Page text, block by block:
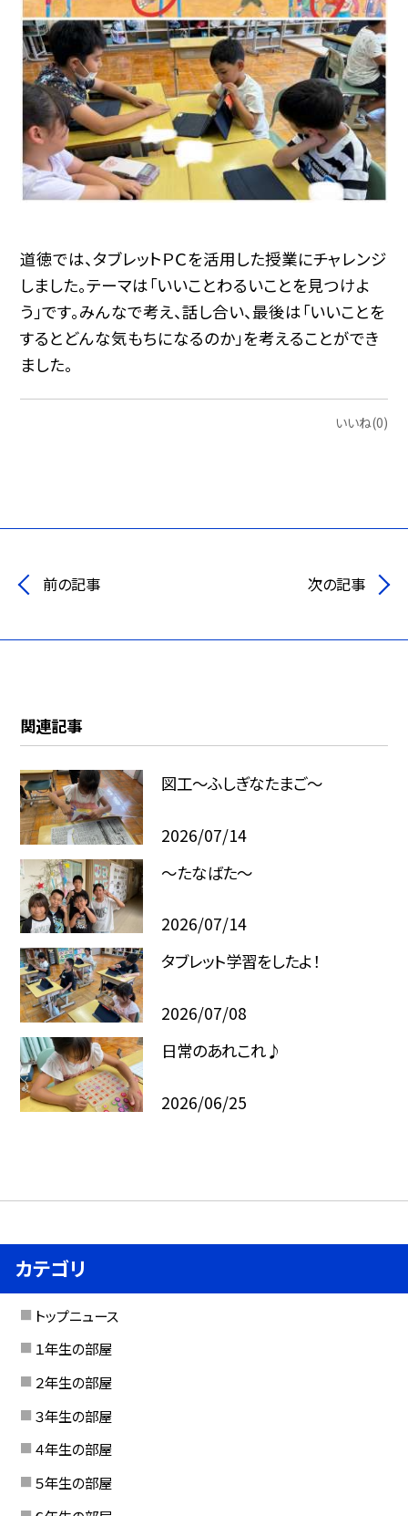
道徳では、タブレットＰＣを活用した授業にチャレンジ
しました。テーマは「いいことわるいことを見つけよ
う」です。みんなで考え、話し合い、最後は「いいことを
するとどんな気もちになるのか」を考えることができ
ました。
いいね(0)
前の記事 次の記事
関連記事
図工～ふしぎなたまご～
2026/07/14
～たなばた～
2026/07/14
タブレット学習をしたよ！
2026/07/08
日常のあれこれ♪
2026/06/25
カテゴリ
トップニュース
１年生の部屋
２年生の部屋
３年生の部屋
４年生の部屋
５年生の部屋